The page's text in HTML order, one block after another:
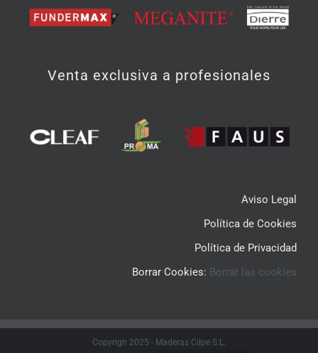
Venta exclusiva a profesionales
Aviso Legal
Política de Cookies
Política de Privacidad
Borrar Cookies: Borrar las cookies
Copyrigh 2025 - Maderas Cilpe S.L.